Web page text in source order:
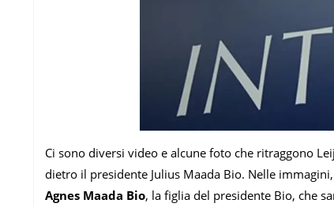
Ci sono diversi video e alcune foto che ritraggono
dietro il presidente Julius Maada Bio. Nelle
Agnes Maada Bio, la figlia del presidente Bio, che